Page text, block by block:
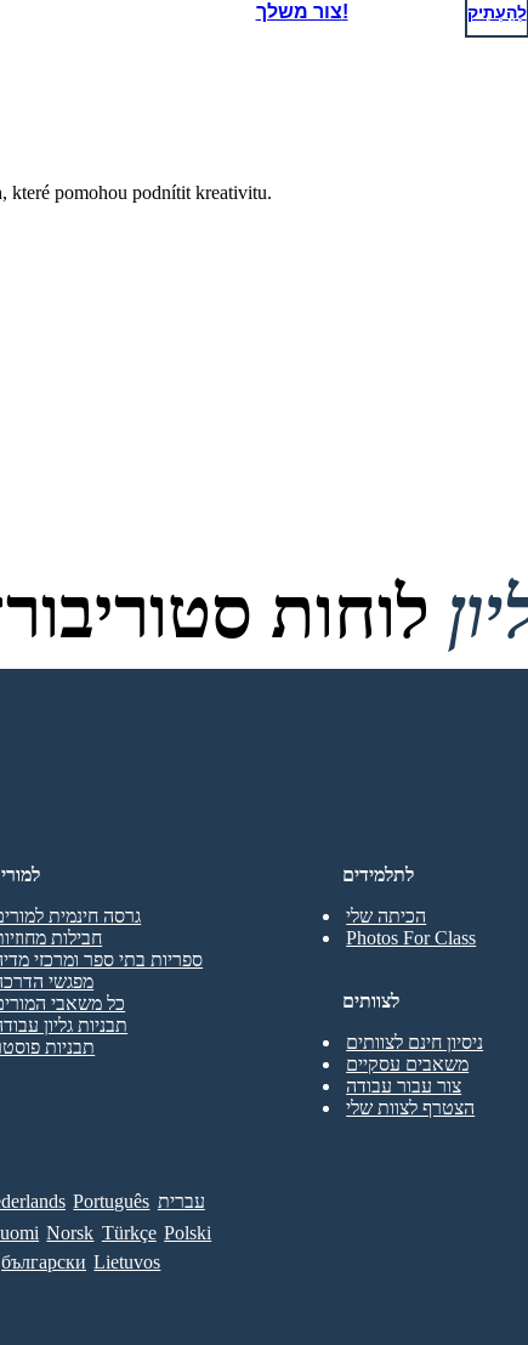
צור משלך! לְהַעְתִיק
které pomohou podnítit kreativitu.
לוחות
לתלמידים
הכיתה שלי
Photos For Class
גרסה חינמית
חבילות
ספריות בתי ספר ומרכזי
מפגשי
כל משאבי
תבניות גליון
תבניות
לצוותים
ניסיון חינם לצוותים
משאבים עסקיים
צור עבור עבודה
הצטרף לצוות שלי
Português עברית
Norsk Türkçe Polski
български Lietuvos